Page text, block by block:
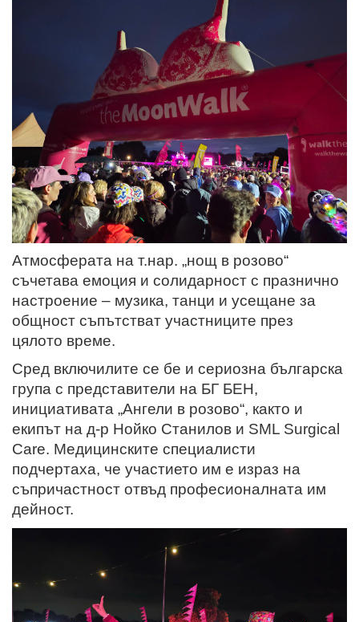
Атмосферата на т.нар. „нощ в розово“
съчетава емоция и солидарност с празнично
настроение – музика, танци и усещане за
общност съпътстват участниците през
цялото време.
Сред включилите се бе и сериозна българска
група с представители на БГ БЕН,
инициативата „Ангели в розово“, както и
екипът на д-р Нойко Станилов и SML Surgical
Care. Медицинските специалисти
подчертаха, че участието им е израз на
съпричастност отвъд професионалната им
дейност.